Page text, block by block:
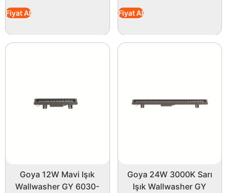
Fiyat Al Fiyat Al
Goya 12W Mavi Işık
Wallwasher GY 6030-
Goya 24W 3000K Sarı
Işık Wallwasher GY